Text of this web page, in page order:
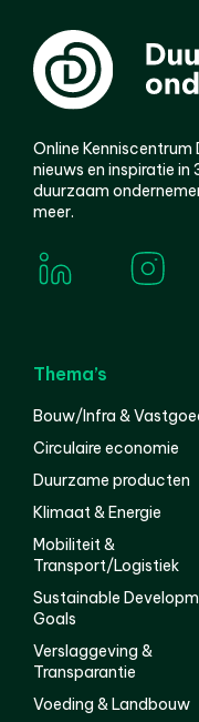
Online
nieuws en inspiratie
duurzaam
meer.
Thema’s
Bouw/Infra &
Circulaire economie
Duurzame producten
Klimaat & Energie
Mobiliteit &
Transport/Logistiek
Sustainable
Goals
Verslaggeving &
Transparantie
Voeding & Landbouw